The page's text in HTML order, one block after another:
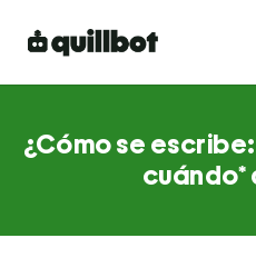
¿Cómo se
cuándo*